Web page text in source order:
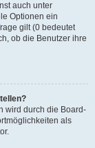
auch unter
Optionen ein
gilt (0 bedeutet
ob die Benutzer ihre
wird durch die Board-
als